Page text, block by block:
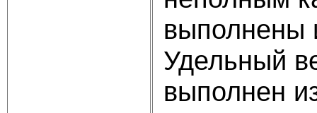
выполнены
Удельный
выполнен